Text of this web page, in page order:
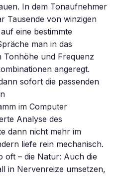
In dem Tonaufnehmer
Tausende von winzigen
eine bestimmte
man in das
und Frequenz
angeregt.
sofort die passenden
im Computer
Analyse des
dann nicht mehr im
liefe rein mechanisch.
oft – die Natur: Auch die
in Nervenreize umsetzen,